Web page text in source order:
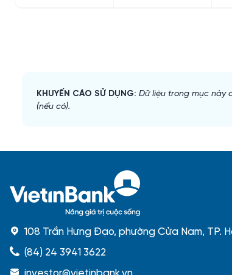
KHUYẾN CÁO SỬ DỤNG: Dữ liệu trong mục này
(nếu có).
108 Trần Hưng Đạo, phường Cửa Nam, TP.
(84) 24 3941 3622
investor@vietinbank.vn